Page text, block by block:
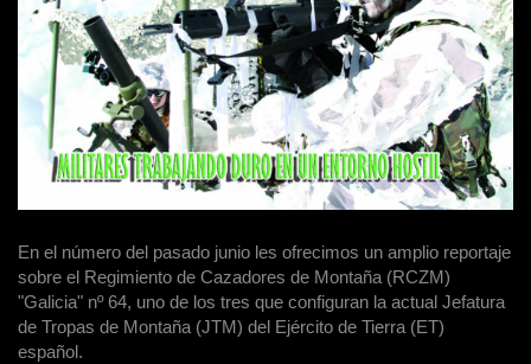
En el número del pasado junio les ofrecimos un amplio reportaje
sobre el Regimiento de Cazadores de Montaña (RCZM)
"Galicia" nº 64, uno de los tres que configuran la actual Jefatura
de Tropas de Montaña (JTM) del Ejército de Tierra (ET)
español.